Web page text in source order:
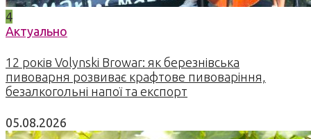
4
Актуально
12 років Volynski Browar: як березнівська
пивоварня розвиває крафтове пивоваріння,
безалкогольні напої та експорт
05.08.2026